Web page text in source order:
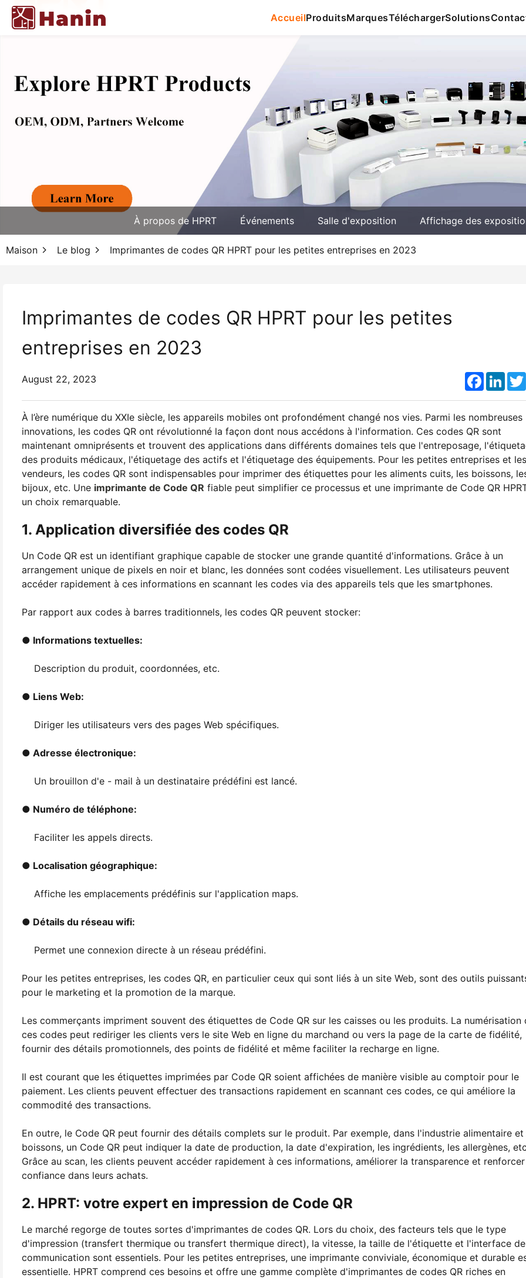
AccueilProduitsMarquesTéléchargerSolutions
À propos de HPRT Événements Salle d'exposition Affichage des
Maison Le blog Imprimantes de codes QR HPRT pour les petites entreprises en 2023
Imprimantes de codes QR HPRT pour les petites
entreprises en 2023
August 22, 2023 Facebook
À l’ère numérique du XXIe siècle, les appareils mobiles ont profondément changé nos vies. Parmi les nombreuses
innovations, les codes QR ont révolutionné la façon dont nous accédons à l'information. Ces codes QR sont
maintenant omniprésents et trouvent des applications dans différents domaines tels que l'entreposage,
des produits médicaux, l'étiquetage des actifs et l'étiquetage des équipements. Pour les petites entreprises et les
vendeurs, les codes QR sont indispensables pour imprimer des étiquettes pour les aliments cuits, les boissons,
bijoux, etc. Une imprimante de Code QR fiable peut simplifier ce processus et une imprimante de Code QR
un choix remarquable.
1. Application diversifiée des codes QR
Un Code QR est un identifiant graphique capable de stocker une grande quantité d'informations. Grâce à un
arrangement unique de pixels en noir et blanc, les données sont codées visuellement. Les utilisateurs peuvent
accéder rapidement à ces informations en scannant les codes via des appareils tels que les smartphones.
Par rapport aux codes à barres traditionnels, les codes QR peuvent stocker:
● Informations textuelles:
Description du produit, coordonnées, etc.
● Liens Web:
Diriger les utilisateurs vers des pages Web spécifiques.
● Adresse électronique:
Un brouillon d'e - mail à un destinataire prédéfini est lancé.
● Numéro de téléphone:
Faciliter les appels directs.
● Localisation géographique:
Affiche les emplacements prédéfinis sur l'application maps.
● Détails du réseau wifi:
Permet une connexion directe à un réseau prédéfini.
Pour les petites entreprises, les codes QR, en particulier ceux qui sont liés à un site Web, sont des outils
pour le marketing et la promotion de la marque.
Les commerçants impriment souvent des étiquettes de Code QR sur les caisses ou les produits. La numérisation
ces codes peut rediriger les clients vers le site Web en ligne du marchand ou vers la page de la carte de fidélité,
fournir des détails promotionnels, des points de fidélité et même faciliter la recharge en ligne.
Il est courant que les étiquettes imprimées par Code QR soient affichées de manière visible au comptoir pour le
paiement. Les clients peuvent effectuer des transactions rapidement en scannant ces codes, ce qui améliore la
commodité des transactions.
En outre, le Code QR peut fournir des détails complets sur le produit. Par exemple, dans l'industrie alimentaire et
boissons, un Code QR peut indiquer la date de production, la date d'expiration, les ingrédients, les allergènes,
Grâce au scan, les clients peuvent accéder rapidement à ces informations, améliorer la transparence et
confiance dans leurs achats.
2. HPRT: votre expert en impression de Code QR
Le marché regorge de toutes sortes d'imprimantes de codes QR. Lors du choix, des facteurs tels que le type
d'impression (transfert thermique ou transfert thermique direct), la vitesse, la taille de l'étiquette et l'interface de
communication sont essentiels. Pour les petites entreprises, une imprimante conviviale, économique et durable
essentielle. HPRT comprend ces besoins et offre une gamme complète d'imprimantes de codes QR riches en